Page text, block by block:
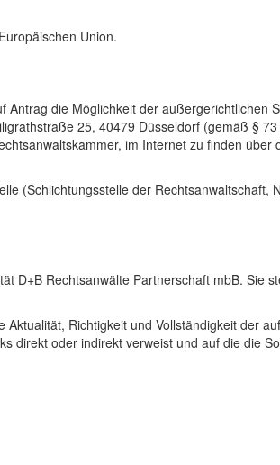
Union.
die Möglichkeit der außergerichtlichen
25, 40479 Düsseldorf (gemäß §
im Internet zu finden über
(Schlichtungsstelle der Rechtsanwaltschaft,
D+B Rechtsanwälte Partnerschaft mbB. Sie
Richtigkeit und Vollständigkeit der
direkt oder indirekt verweist und auf die die